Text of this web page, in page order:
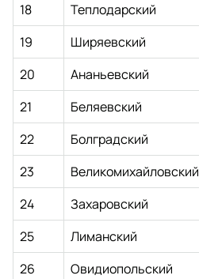
18
Теплодарский
19
Ширяевский
20
Ананьевский
21
Беляевский
22
Болградский
23
Великомихайловский
24
Захаровский
25
Лиманский
26
Овидиопольский